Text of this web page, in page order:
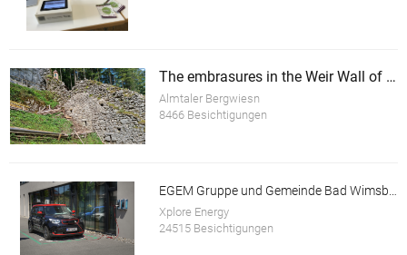
The embrasures in the Weir Wall of the Scharnstein Ruins
Almtaler Bergwiesn
8466 Besichtigungen
Xplore Energy
24515 Besichtigungen